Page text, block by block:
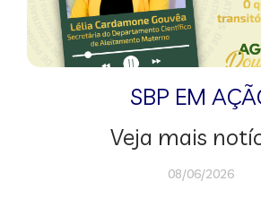
SBP EM
Veja mais
08/06/2026